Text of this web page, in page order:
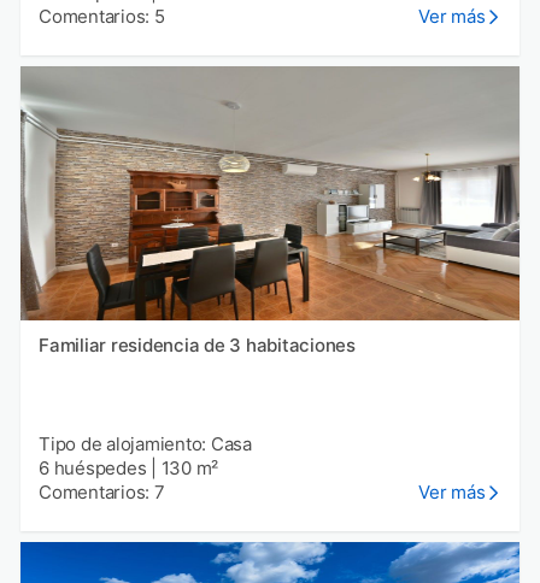
Comentarios: 5
Ver más
Familiar residencia de 3 habitaciones
Tipo de alojamiento: Casa
6 huéspedes
130 m²
Comentarios: 7
Ver más